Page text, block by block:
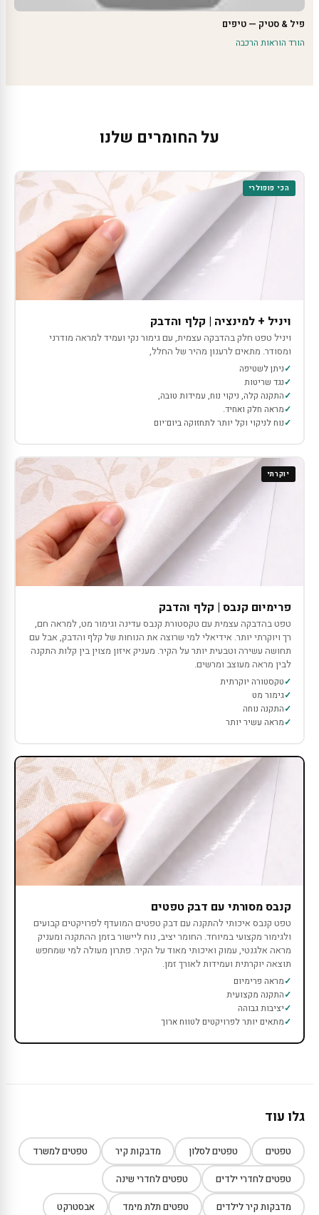
פיל & סטיק — טיפים
הורד הוראות הרכבה
על החומרים שלנו
הכי פופולרי
ויניל + למינציה | קלף והדבק
ויניל טפט חלק בהדבקה עצמית, עם גימור נקי ועמיד למראה מודרני
ומסודר. מתאים לרענון מהיר של החלל,
ניתן לשטיפה
נגד שריטות
התקנה קלה, ניקוי נוח, עמידות טובה,
מראה חלק ואחיד.
נוח לניקוי וקל יותר לתחזוקה ביום־יום
יוקרתי
פרימיום קנבס | קלף והדבק
טפט בהדבקה עצמית עם טקסטורת קנבס עדינה וגימור מט, למראה חם,
רך ויוקרתי יותר. אידיאלי למי שרוצה את הנוחות של קלף והדבק, אבל עם
תחושה עשירה וטבעית יותר על הקיר. מעניק איזון מצוין בין קלות התקנה
לבין מראה מעוצב ומרשים.
טקסטורה יוקרתית
גימור מט
התקנה נוחה
מראה עשיר יותר
קנבס מסורתי עם דבק טפטים
טפט קנבס איכותי להתקנה עם דבק טפטים המועדף לפרויקטים קבועים
ולגימור מקצועי במיוחד. החומר יציב, נוח ליישור בזמן ההתקנה ומעניק
מראה אלגנטי, עמוק ואיכותי מאוד על הקיר. פתרון מעולה למי שמחפש
תוצאה יוקרתית ועמידות לאורך זמן.
מראה פרימיום
התקנה מקצועית
יציבות גבוהה
מתאים יותר לפרויקטים לטווח ארוך
גלו עוד
טפטים טפטים לסלון מדבקות קיר טפטים למשרד
טפטים לחדרי ילדים טפטים לחדרי שינה
מדבקות קיר לילדים טפטים תלת מימד אבסטרקט